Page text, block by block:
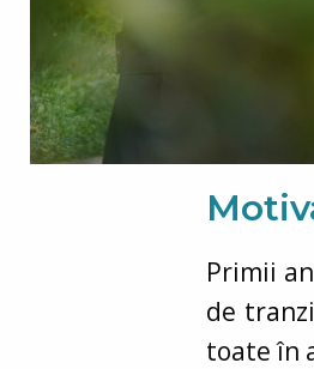
Primii
de
toate în